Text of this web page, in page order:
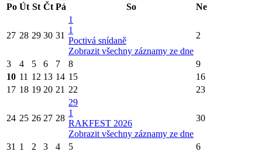
Po Út St Čt Pá So Ne
27 28 29 30 31
1
1
Poctivá snídaně
Zobrazit všechny záznamy ze dne
2
3 4 5 6 7 8
9
10 11 12 13 14 15
16
17 18 19 20 21 22 23
24 25 26 27 28
29
1
RAKFEST 2026
Zobrazit všechny záznamy ze dne
30
31 1 2 3 4 5 6